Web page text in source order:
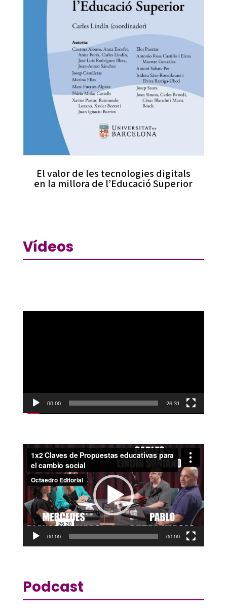
El valor de les tecnologies digitals
en la millora de l’Educació Superior
Vídeos
00:00 26:31
Reproductor
de
vídeo
00:00 00:00
Podcast